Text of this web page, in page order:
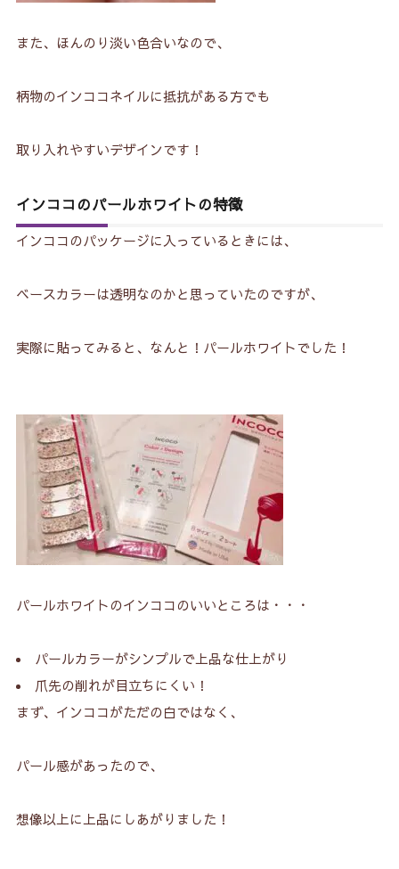
また、ほんのり淡い色合いなので、
柄物のインココネイルに抵抗がある方でも
取り入れやすいデザインです！
インココのパールホワイトの特徴
インココのパッケージに入っているときには、
ベースカラーは透明なのかと思っていたのですが、
実際に貼ってみると、なんと！パールホワイトでした！
パールホワイトのインココのいいところは・・・
パールカラーがシンプルで上品な仕上がり
爪先の削れが目立ちにくい！
まず、インココがただの白ではなく、
パール感があったので、
想像以上に上品にしあがりました！